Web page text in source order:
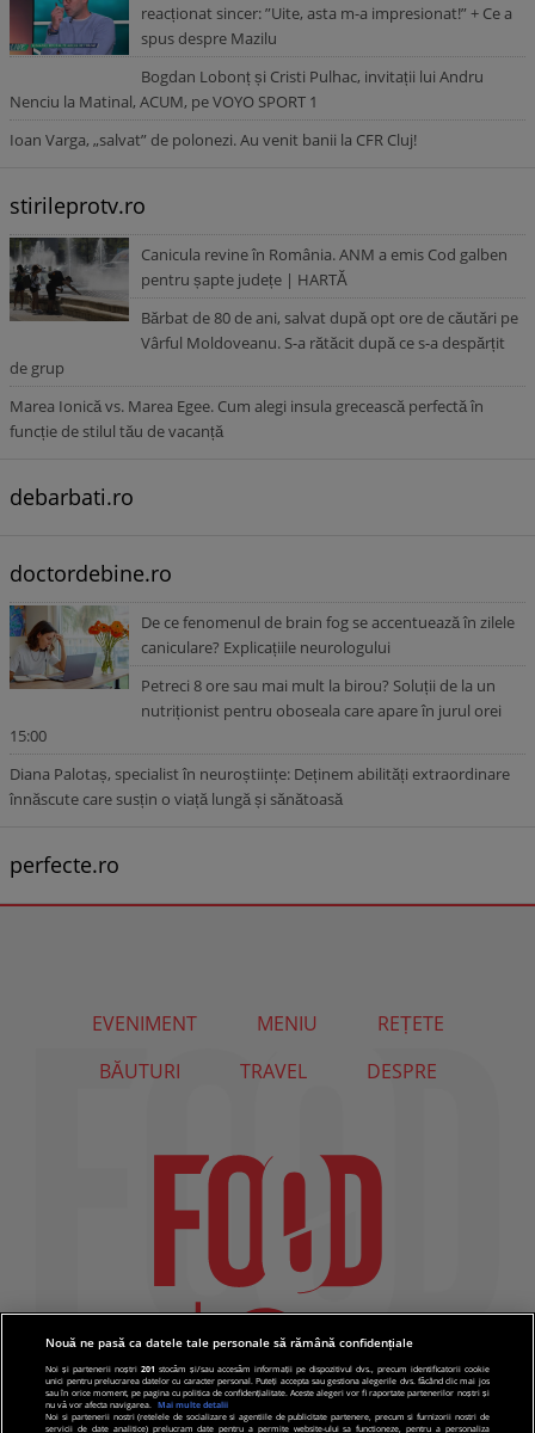
reacționat sincer: ”Uite, asta m-a impresionat!” + Ce a
spus despre Mazilu
Bogdan Lobonț și Cristi Pulhac, invitații lui Andru
Nenciu la Matinal, ACUM, pe VOYO SPORT 1
Ioan Varga, „salvat” de polonezi. Au venit banii la CFR Cluj!
stirileprotv.ro
Canicula revine în România. ANM a emis Cod galben
pentru șapte județe | HARTĂ
Bărbat de 80 de ani, salvat după opt ore de căutări pe
Vârful Moldoveanu. S-a rătăcit după ce s-a despărțit
de grup
Marea Ionică vs. Marea Egee. Cum alegi insula grecească perfectă în
funcție de stilul tău de vacanță
debarbati.ro
doctordebine.ro
De ce fenomenul de brain fog se accentuează în zilele
caniculare? Explicațiile neurologului
Petreci 8 ore sau mai mult la birou? Soluții de la un
nutriționist pentru oboseala care apare în jurul orei
15:00
Diana Palotaș, specialist în neuroștiințe: Deținem abilități extraordinare
înnăscute care susțin o viață lungă și sănătoasă
perfecte.ro
EVENIMENT MENIU
REȚETE
BĂUTURI
TRAVEL DESPRE
Nouă ne pasă ca datele tale personale să rămână confidențiale
Noi și partenerii noștri201 stocăm și/sau accesăm informații pe dispozitivul dvs., precum identificatorii cookie
unici pentru prelucrarea datelor cu caracter personal. Puteți accepta sau gestiona alegerile dvs. făcând clic mai jos
sau în orice moment, pe pagina cu politica de confidențialitate. Aceste alegeri vor fi raportate partenerilor noștri și
nu vă vor afecta navigarea.
Mai multe detalii
Noi si partenerii nostri (retelele de socializare si agentiile de publicitate partenere, precum si furnizorii nostri de
servicii de date analitice) prelucram date pentru a permite website-ului sa functioneze, pentru a personaliza